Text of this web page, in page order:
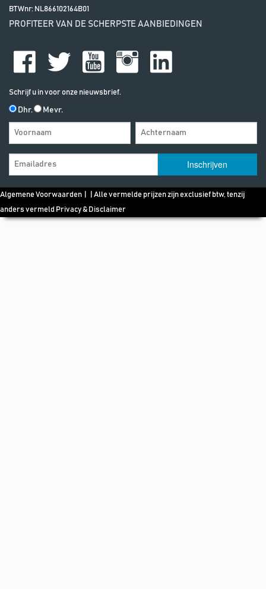
BTWnr: NL866102164B01
PROFITEER VAN DE SCHERPSTE AANBIEDINGEN
Schrijf u in voor onze nieuwsbrief.
Dhr. Mevr.
Algemene Voorwaarden | | Alle vermelde prijzen zijn exclusief btw, tenzij
anders vermeld Privacy & Disclaimer